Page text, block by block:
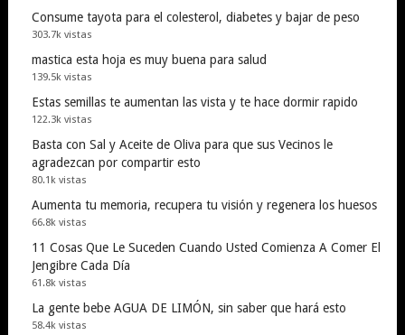
Consume tayota para el colesterol, diabetes y bajar de peso
303.7k vistas
mastica esta hoja es muy buena para salud
139.5k vistas
Estas semillas te aumentan las vista y te hace dormir rapido
122.3k vistas
Basta con Sal y Aceite de Oliva para que sus Vecinos le
agradezcan por compartir esto
80.1k vistas
Aumenta tu memoria, recupera tu visión y regenera los huesos
66.8k vistas
11 Cosas Que Le Suceden Cuando Usted Comienza A Comer El
Jengibre Cada Día
61.8k vistas
La gente bebe AGUA DE LIMÓN, sin saber que hará esto
58.4k vistas